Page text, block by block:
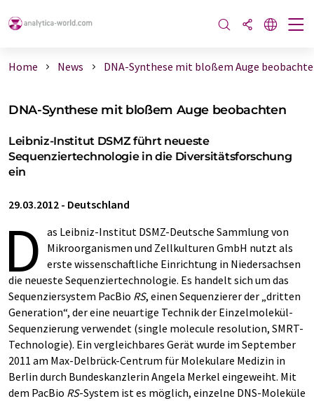
Home News DNA-Synthese mit bloßem Auge
DNA-Synthese mit bloßem Auge beobachten
Leibniz-Institut DSMZ führt neueste
Sequenziertechnologie in die Diversitätsforschung
ein
29.03.2012 - Deutschland
D as Leibniz-Institut DSMZ-Deutsche Sammlung von
Mikroorganismen und Zellkulturen GmbH nutzt als
erste wissenschaftliche Einrichtung in Niedersachsen
die neueste Sequenziertechnologie. Es handelt sich um das
Sequenziersystem PacBio RS, einen Sequenzierer der „dritten
Generation“, der eine neuartige Technik der Einzelmolekül-
Sequenzierung verwendet (single molecule resolution, SMRT-
Technologie). Ein vergleichbares Gerät wurde im September
2011 am Max-Delbrück-Centrum für Molekulare Medizin in
Berlin durch Bundeskanzlerin Angela Merkel eingeweiht. Mit
dem PacBio RS-System ist es möglich, einzelne DNS-Moleküle